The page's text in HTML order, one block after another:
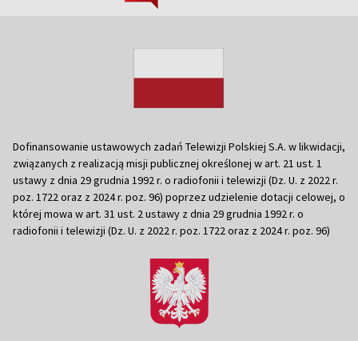
Dofinansowanie ustawowych zadań Telewizji Polskiej S.A. w likwidacji,
związanych z realizacją misji publicznej określonej w art. 21 ust. 1
ustawy z dnia 29 grudnia 1992 r. o radiofonii i telewizji (Dz. U. z 2022 r.
poz. 1722 oraz z 2024 r. poz. 96) poprzez udzielenie dotacji celowej, o
której mowa w art. 31 ust. 2 ustawy z dnia 29 grudnia 1992 r. o
radiofonii i telewizji (Dz. U. z 2022 r. poz. 1722 oraz z 2024 r. poz. 96)